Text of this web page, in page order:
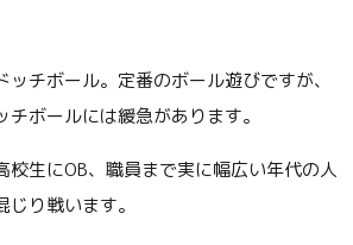
チボール。定番のボール遊びですが、
ボールには緩急があります。
校生にOB、職員まで実に幅広い年代の人
り戦います。